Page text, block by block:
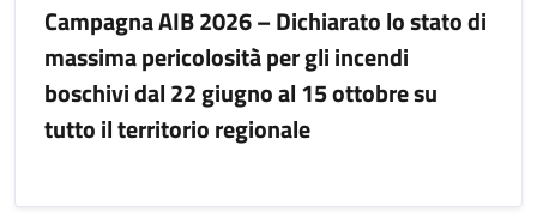
Campagna AIB 2026 – Dichiarato lo stato di
massima pericolosità per gli incendi
boschivi dal 22 giugno al 15 ottobre su
tutto il territorio regionale